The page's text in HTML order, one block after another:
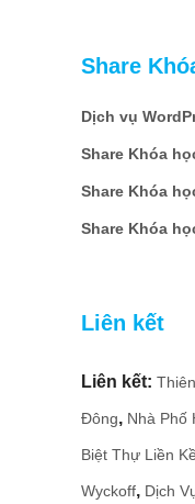
Share
Dịch vụ
Share Khóa
Share Khóa
Share Khóa
Liên kết
Liên kết:
Đông, Nhà Phố
Biệt Thự Liền
Wyckoff, Dịch